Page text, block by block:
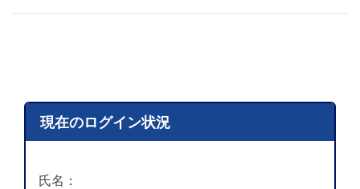
現在のログイン状況
氏名：